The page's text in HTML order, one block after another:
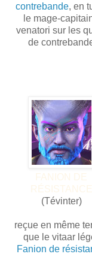
contrebande, en
le mage-
venatori sur les
de
FANION DE
RÉSISTANCE
(Tévinter)
reçue en même
que le vitaar
Fanion de